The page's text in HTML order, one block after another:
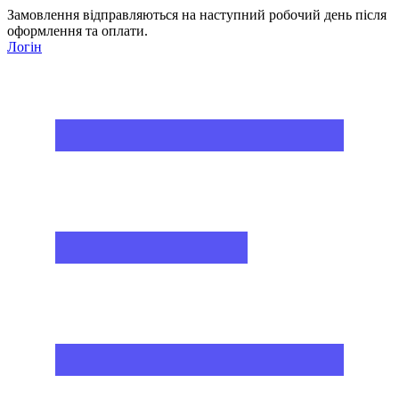
Замовлення відправляються на наступний робочий день після
оформлення та оплати.
Логін